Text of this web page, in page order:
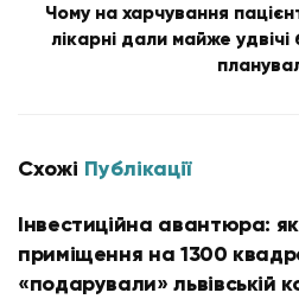
Чому на харчування
лікарні дали майже
Схожі Публікації
Інвестиційна авантюра:
приміщення на 1300
«подарували» львівській